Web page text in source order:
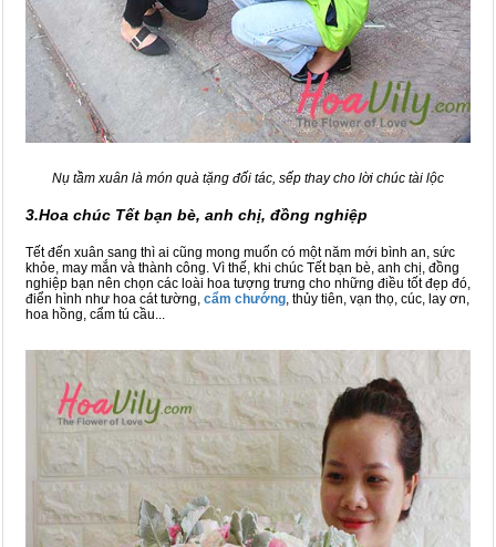
Nụ tầm xuân là món quà tặng đối tác, sếp thay cho lời chúc tài lộc
3.Hoa chúc Tết bạn bè, anh chị, đồng nghiệp
Tết đến xuân sang thì ai cũng mong muốn có một năm mới bình an, sức
khỏe, may mắn và thành công. Vì thế, khi chúc Tết bạn bè, anh chị, đồng
nghiệp bạn nên chọn các loài hoa tượng trưng cho những điều tốt đẹp đó,
điển hình như hoa cát tường, cẩm chướng, thủy tiên, vạn thọ, cúc, lay ơn,
hoa hồng, cẩm tú cầu...